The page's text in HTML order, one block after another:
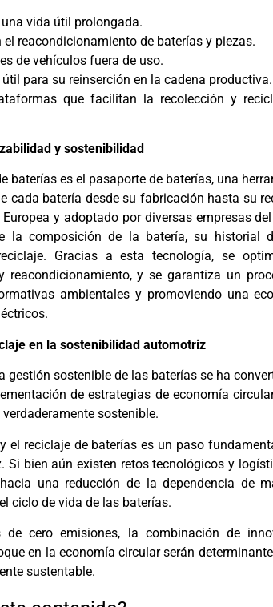
vida útil prolongada.
reacondicionamiento de baterías y piezas.
de vehículos fuera de uso.
para su reinserción en la cadena productiva.
que facilitan la recolección y
y sostenibilidad
es el pasaporte de baterías, una
cada batería desde su fabricación hasta su
y adoptado por diversas empresas
la composición de la batería, su historial
Gracias a esta tecnología, se
y se garantiza un
ambientales y promoviendo una
en la sostenibilidad automotriz
sostenible de las baterías se ha
de estrategias de economía
sostenible.
reciclaje de baterías es un paso
bien aún existen retos tecnológicos y
una reducción de la dependencia de
ciclo de vida de las baterías.
cero emisiones, la combinación de
en la economía circular serán
sustentable.